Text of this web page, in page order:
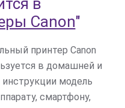
в
Canon"
принтер Canon
в домашней и
модель
смартфону,